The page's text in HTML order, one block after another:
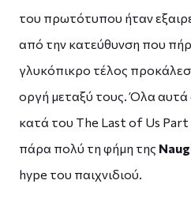
του πρωτότυπου ήταν
από την κατεύθυνση που
γλυκόπικρο τέλος
οργή μεταξύ τους. Όλα
κατά του The Last of Us
πάρα πολύ τη φήμη της
hype του παιχνιδιού.